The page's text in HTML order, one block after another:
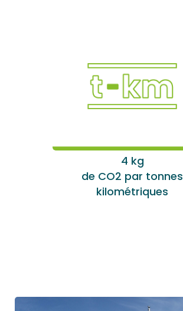
4 kg
de CO2 par tonnes
kilométriques